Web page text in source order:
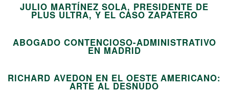
JULIO MARTÍNEZ SOLA, PRESIDENTE DE
PLUS ULTRA, Y EL CASO ZAPATERO07
ABOGADO CONTENCIOSO-ADMINISTRATIVO
EN MADRID
RICHARD AVEDON EN EL OESTE AMERICANO:
ARTE AL DESNUDO